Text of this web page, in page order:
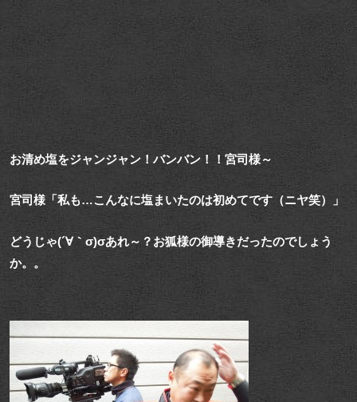
お清め塩をジャンジャン！バンバン！！宮司様～
宮司様「私も…こんなに塩まいたのは初めてです（ニヤ笑）」
どうじゃ(´∀｀σ)σあれ～？お狐様の御導きだったのでしょう
か。。